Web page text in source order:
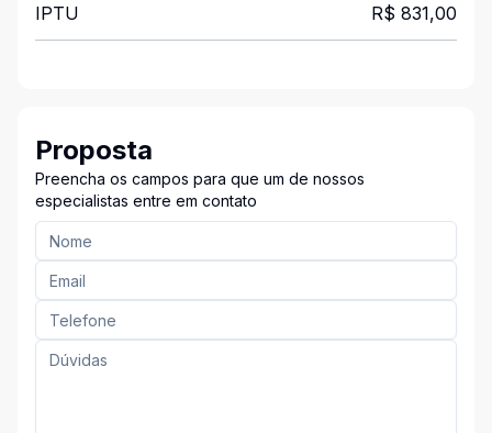
IPTU R$ 831,00
Proposta
Preencha os campos para que um de nossos
especialistas entre em contato